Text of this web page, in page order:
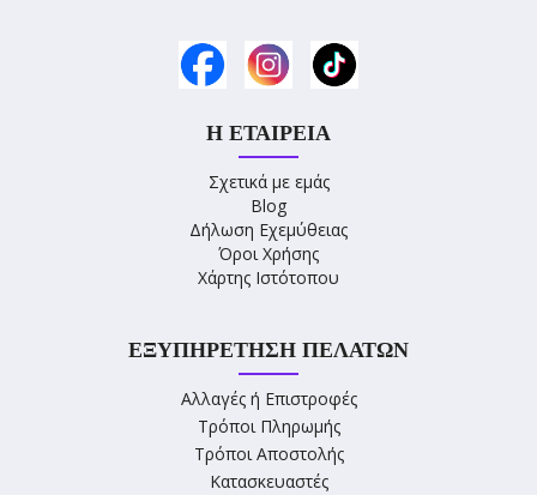
Η ΕΤΑΙΡΕΊΑ
Σχετικά με εμάς
Blog
Δήλωση Εχεμύθειας
Όροι Χρήσης
Χάρτης Ιστότοπου
ΕΞΥΠΗΡΈΤΗΣΗ ΠΕΛΑΤΏΝ
Αλλαγές ή Επιστροφές
Τρόποι Πληρωμής
Τρόποι Αποστολής
Κατασκευαστές